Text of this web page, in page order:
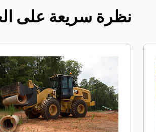
نظرة سريعة على